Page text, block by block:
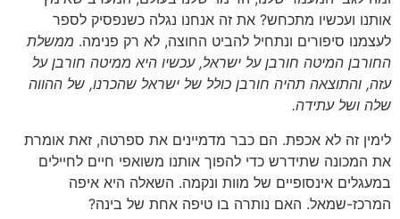
אותנו ועכשיו מתכחש? את זה אנחנו נגלה כשנפסיק לספר
לעצמנו סיפורים ונתחיל להביט החוצה, לא רק פנימה. ממשלת
החורבן המיטה חורבן על ישראל, עכשיו היא ממיטה חורבן על
עזה, והתוצאה תהיה חורבן כולל של ישראל שהכרנו, של ההווה
שלה ושל עתידה.
לימין זה לא אכפת. הם כבר מדמיינים את ספרטה, זאת אומרת
את המכונה שתידרש כדי להפוך אותנו משואפי חיים לחיילים
במעגלים אינסופיים של מוות ונקמה. השאלה היא איפה
המרכז-שמאל. האם נותרה בו טיפה אחת של בינה?